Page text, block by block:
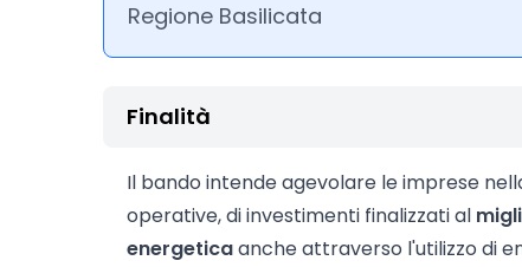
Regione Basilicata
Finalità
Il bando intende agevolare le imprese
operative, di investimenti finalizzati al
energeticaanche attraverso l'utilizzo di